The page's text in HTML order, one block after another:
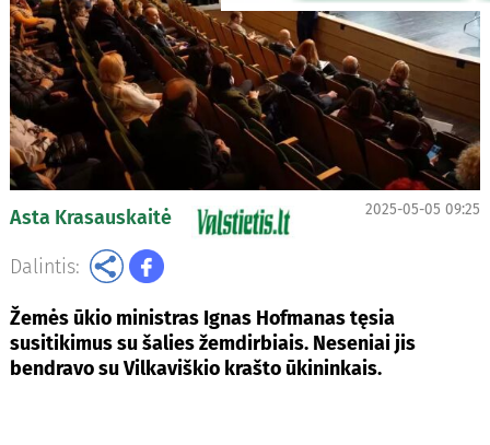
Asta Krasauskaitė 2025-05-05 09:25
Dalintis:
Žemės ūkio ministras Ignas Hofmanas tęsia
susitikimus su šalies žemdirbiais. Neseniai jis
bendravo su Vilkaviškio krašto ūkininkais.